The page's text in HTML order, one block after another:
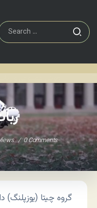
0 Comments
گروه چیتا (یوزپلنگ)